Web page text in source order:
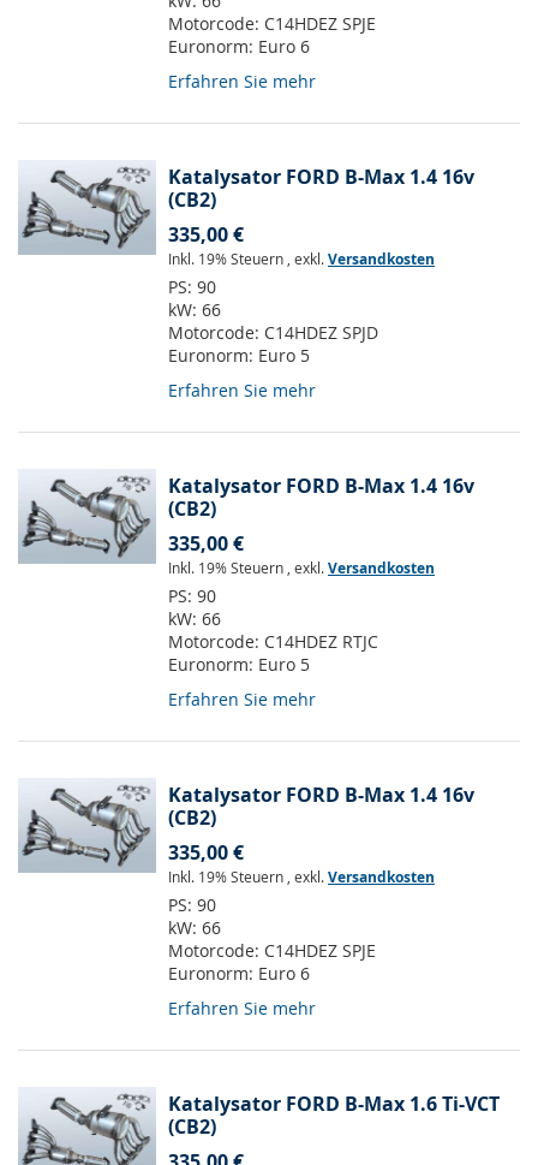
Motorcode: C14HDEZ SPJE
Euronorm: Euro 6
Erfahren Sie mehr
Katalysator FORD B-Max 1.4 16v
(CB2)
335,00 €
Inkl. 19% Steuern , exkl.Versandkosten
PS: 90
kW: 66
Motorcode: C14HDEZ SPJD
Euronorm: Euro 5
Erfahren Sie mehr
Katalysator FORD B-Max 1.4 16v
(CB2)
335,00 €
Inkl. 19% Steuern , exkl.Versandkosten
PS: 90
kW: 66
Motorcode: C14HDEZ RTJC
Euronorm: Euro 5
Erfahren Sie mehr
Katalysator FORD B-Max 1.4 16v
(CB2)
335,00 €
Inkl. 19% Steuern , exkl.Versandkosten
PS: 90
kW: 66
Motorcode: C14HDEZ SPJE
Euronorm: Euro 6
Erfahren Sie mehr
Katalysator FORD B-Max 1.6 Ti-VCT
(CB2)